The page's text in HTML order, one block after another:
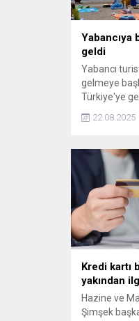
Yabancıya
geldi
Yabancı
gelmeye
Türkiye'ye
yüzde 5
22.08.2025
Kredi kartı
yakından
Hazine ve
Şimşek